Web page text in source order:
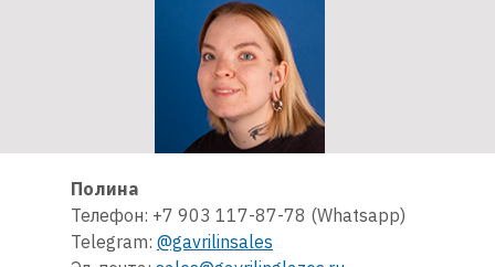
Полина
Телефон: +7 903 117-87-78 (Whatsapp)
Telegram: @gavrilinsales